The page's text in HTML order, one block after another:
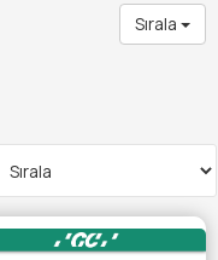
Sırala